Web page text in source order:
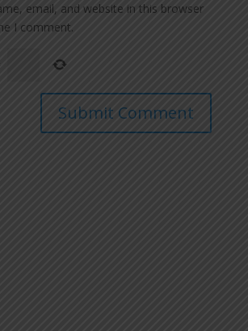
email, and website in this browser
I comment.